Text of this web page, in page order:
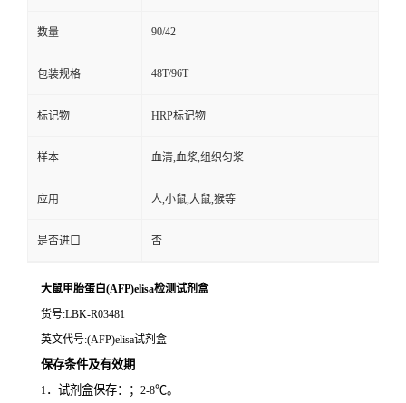
数量 90/42
包装规格 48T/96T
标记物 HRP标记物
样本 血清,血浆,组织匀浆
应用 人,小鼠,大鼠,猴等
是否进口 否
大鼠甲胎蛋白(AFP)elisa检测试剂盒
货号:LBK-R03481
英文代号:(AFP)elisa试剂盒
保存条件及有效期
1．试剂盒保存：； 2-8℃。